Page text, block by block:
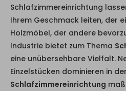
Schlafzimmereinrichtung
Ihrem Geschmack leiten, der
Holzmöbel, der andere
Industrie bietet zum Thema
eine unübersehbare Vielfalt.
Einzelstücken dominieren in der
Schlafzimmereinrichtung